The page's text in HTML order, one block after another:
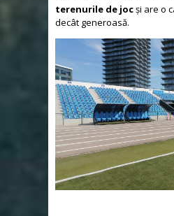
terenurile de jocși are o
decât generoasă.